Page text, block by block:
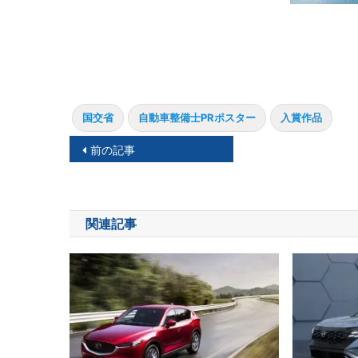
国交省 自動車整備士PRポスター 入賞作品
投
ナ
ビ
ゲ
ー
シ
前の記事
関連記事